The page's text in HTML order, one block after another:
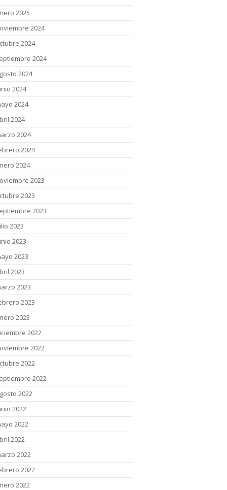
2025
2024
2024
2024
2024
2024
2024
2024
2024
2024
2024
2023
2023
2023
2023
2023
2023
2023
2023
2023
2023
2022
2022
2022
2022
2022
2022
2022
2022
2022
2022
2022